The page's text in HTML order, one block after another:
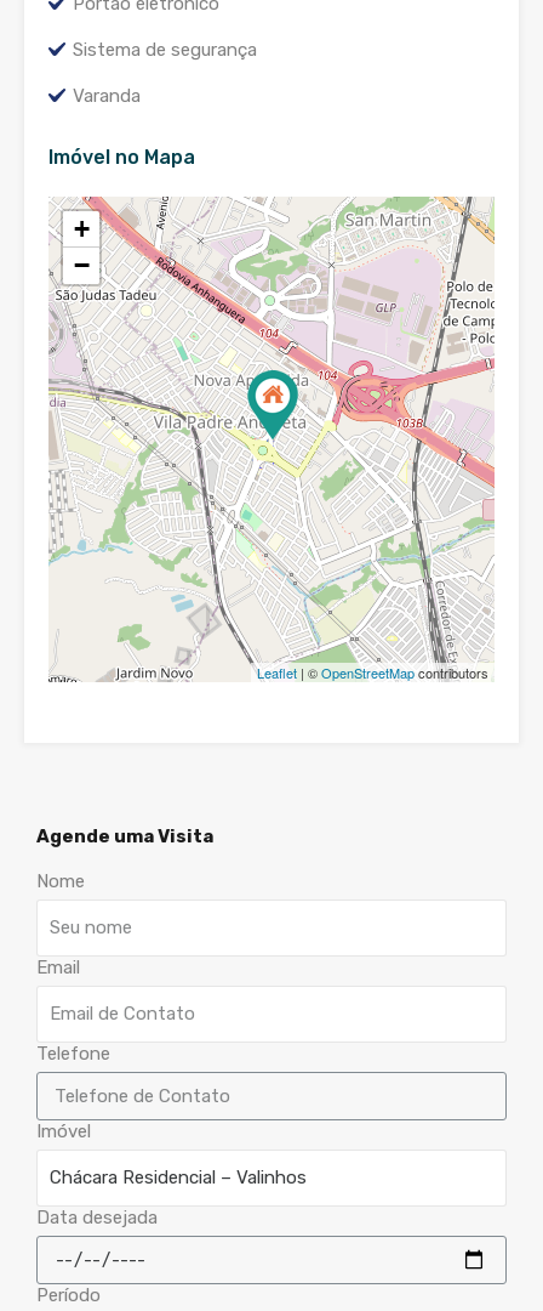
Sistema de segurança
Varanda
Imóvel no Mapa
+
−
Leaflet | ©OpenStreetMapcontributors
Agende uma Visita
Nome
Email
Telefone
Imóvel
Data desejada
Período